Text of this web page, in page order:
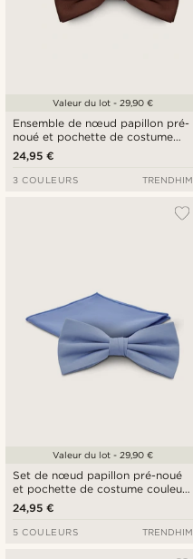
Ensemble de nœud papillon pré-
noué et pochette de costume
brun foncé
24,95 €
Valeur du lot - 29,90 €
3 COULEURS TRENDHIM
Set de nœud papillon pré-noué
et pochette de costume couleur
bleu clair
24,95 €
Valeur du lot - 29,90 €
5 COULEURS TRENDHIM